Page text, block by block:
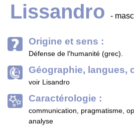
Lissandro -
Origine et sens :
Défense de l'humanité (grec).
Géographie, langues,
voir Lisandro
Caractérologie :
communication, pragmatisme,
analyse